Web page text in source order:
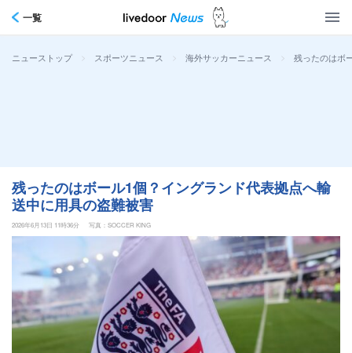
一覧
ニューストップ > スポーツニュース > 海外サッカーニュース > 残ったのはボ
残ったのはボール1個？イングランド代表拠点へ輸
送中に用具の盗難被害
2026年6月13日 11時36分 写真：SOCCER KING